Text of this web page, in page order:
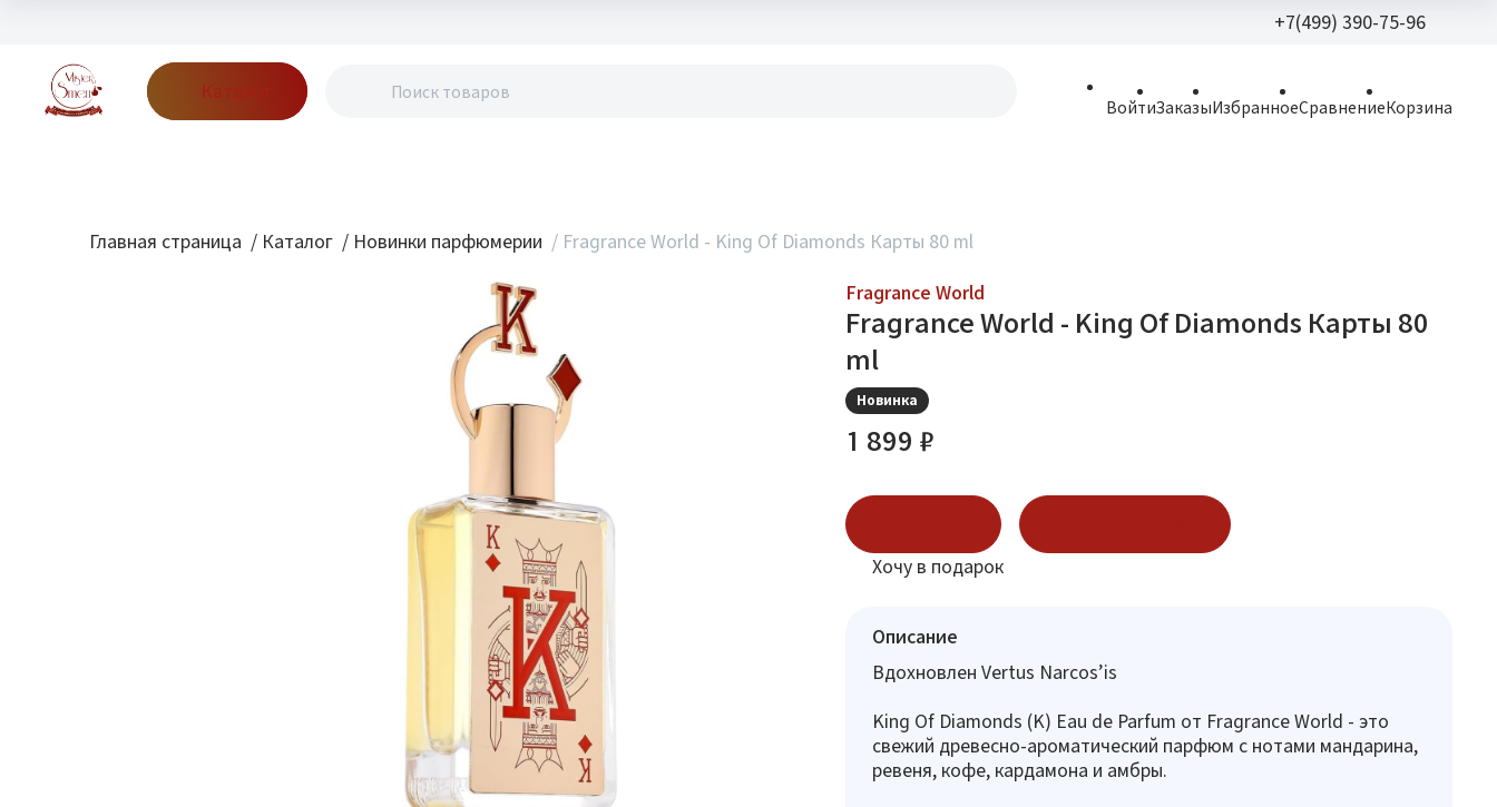
+7(499) 390-75-96
Каталог
ВойтиЗаказыИзбранноеСравнениеКорзина
Главная страница / Каталог / Новинки парфюмерии / Fragrance World - King Of Diamonds Карты 80 ml
Fragrance World
Fragrance World - King Of Diamonds Карты 80
ml
Новинка
1 899 ₽
Хочу в подарок
Описание
Вдохновлен Vertus Narcos’is
King Of Diamonds (K) Eau de Parfum от Fragrance World - это
свежий древесно-ароматический парфюм с нотами мандарина,
ревеня, кофе, кардамона и амбры.